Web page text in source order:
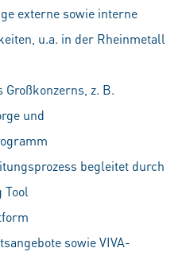
externe sowie interne
u.a. in der Rheinmetall
z. B.
und
begleitet durch
Tool
sowie VIVA-